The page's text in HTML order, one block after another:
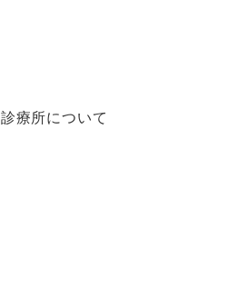
診療所について